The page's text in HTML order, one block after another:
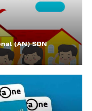
(AN) SDN